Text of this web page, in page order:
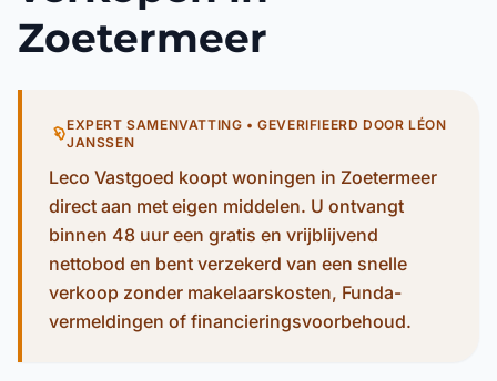
Zoetermeer
EXPERT SAMENVATTING • GEVERIFIEERD DOOR LÉON
JANSSEN
Leco Vastgoed koopt woningen in Zoetermeer
direct aan met eigen middelen. U ontvangt
binnen 48 uur een gratis en vrijblijvend
nettobod en bent verzekerd van een snelle
verkoop zonder makelaarskosten, Funda-
vermeldingen of financieringsvoorbehoud.